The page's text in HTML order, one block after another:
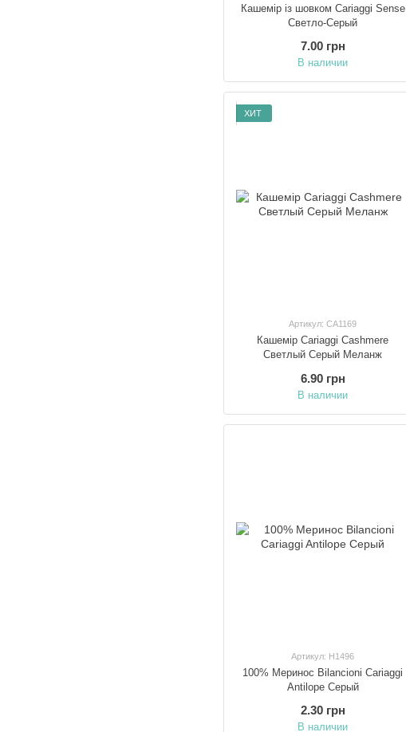
Кашемір із шовком Cariaggi Sense
Светло-Серый
7.00 грн
В наличии
ХИТ
Артикул: CA1169
Кашемір Cariaggi Cashmere
Светлый Серый Меланж
6.90 грн
В наличии
Артикул: H1496
100% Меринос Bilancioni Cariaggi
Antilope Серый
2.30 грн
В наличии